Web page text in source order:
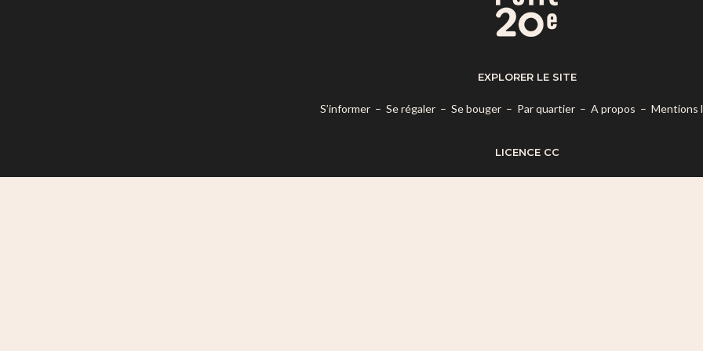
EXPLORER LE SITE
S’informer– Se régaler– Se bouger– Par quartier– A propos – Mentions
LICENCE CC